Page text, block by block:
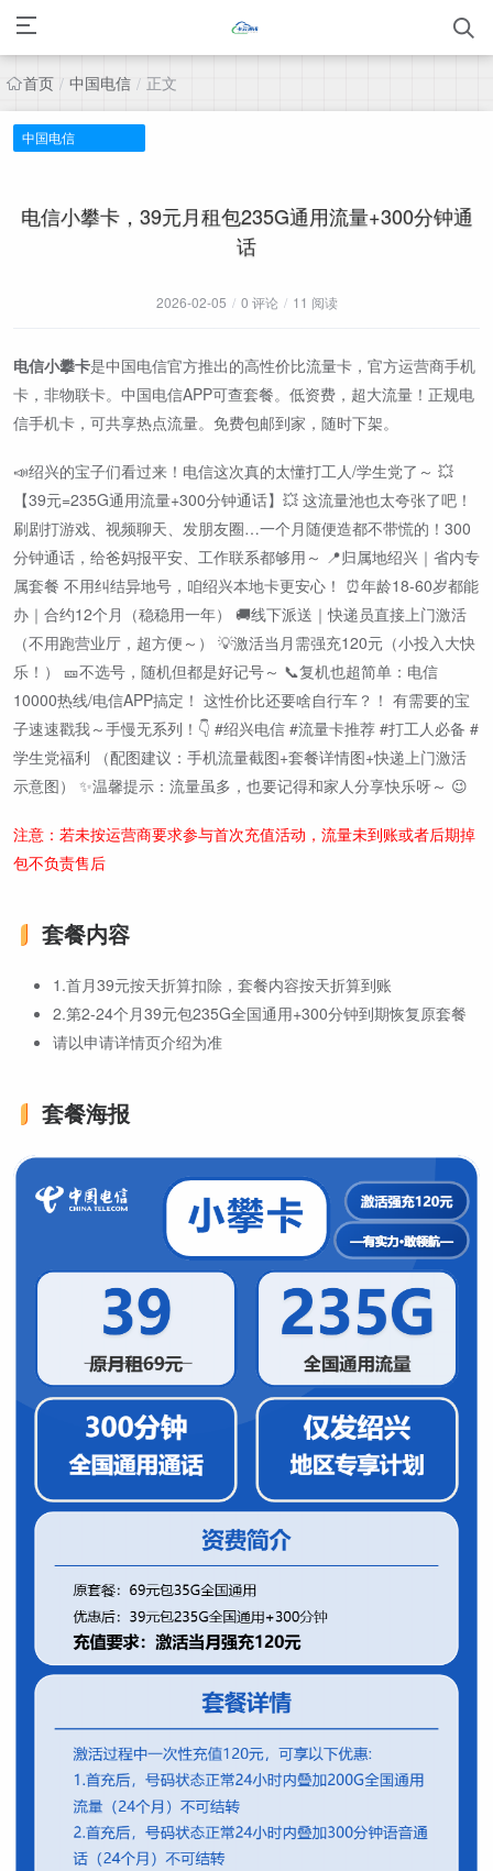
首页 / 中国电信 / 正文
中国电信
电信小攀卡，39元月租包235G通用流量+300分钟通
话
2026-02-05 / 0 评论 / 11 阅读
电信小攀卡是中国电信官方推出的高性价比流量卡，官方运营商手机
卡，非物联卡。中国电信APP可查套餐。低资费，超大流量！正规电
信手机卡，可共享热点流量。免费包邮到家，随时下架。
📣绍兴的宝子们看过来！电信这次真的太懂打工人/学生党了～ 💥
【39元=235G通用流量+300分钟通话】💥 这流量池也太夸张了吧！
刷剧打游戏、视频聊天、发朋友圈…一个月随便造都不带慌的！300
分钟通话，给爸妈报平安、工作联系都够用～ 📍归属地绍兴｜省内专
属套餐 不用纠结异地号，咱绍兴本地卡更安心！ ⏰年龄18-60岁都能
办｜合约12个月（稳稳用一年） 🚚线下派送｜快递员直接上门激活
（不用跑营业厅，超方便～） 💡激活当月需强充120元（小投入大快
乐！） 🎫不选号，随机但都是好记号～ 📞复机也超简单：电信
10000热线/电信APP搞定！ 这性价比还要啥自行车？！ 有需要的宝
子速速戳我～手慢无系列！👇 #绍兴电信 #流量卡推荐 #打工人必备 #
学生党福利 （配图建议：手机流量截图+套餐详情图+快递上门激活
示意图） ✨温馨提示：流量虽多，也要记得和家人分享快乐呀～ 😉
注意：若未按运营商要求参与首次充值活动，流量未到账或者后期掉
包不负责售后
套餐内容
1.首月39元按天折算扣除，套餐内容按天折算到账
2.第2-24个月39元包235G全国通用+300分钟到期恢复原套餐
请以申请详情页介绍为准
套餐海报